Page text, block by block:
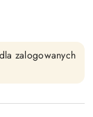
zalogowanych